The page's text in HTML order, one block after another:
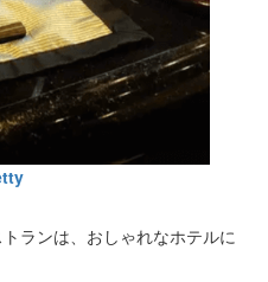
ランは、おしゃれなホテルに